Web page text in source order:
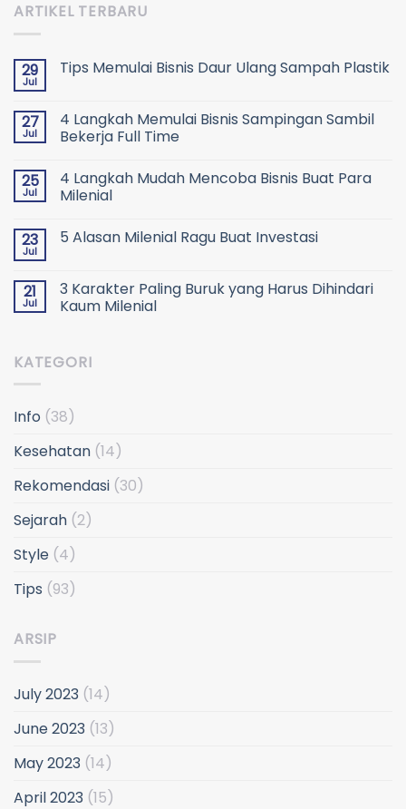
ARTIKEL TERBARU
29
Jul
Tips Memulai Bisnis Daur Ulang Sampah Plastik
27
Jul
4 Langkah Memulai Bisnis Sampingan Sambil
Bekerja Full Time
25
Jul
4 Langkah Mudah Mencoba Bisnis Buat Para
Milenial
23
Jul
5 Alasan Milenial Ragu Buat Investasi
21
Jul
3 Karakter Paling Buruk yang Harus Dihindari
Kaum Milenial
KATEGORI
Info (38)
Kesehatan (14)
Rekomendasi (30)
Sejarah (2)
Style (4)
Tips (93)
ARSIP
July 2023 (14)
June 2023 (13)
May 2023 (14)
April 2023 (15)